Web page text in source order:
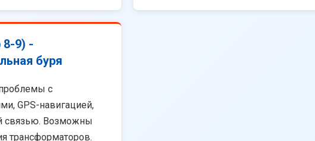
8-9) -
буря
с
GPS-навигацией,
связью. Возможны
трансформаторов.